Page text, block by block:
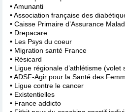
• Amunanti
• Association française des
• Caisse Primaire d’Assurance
• Drepacare
• Les Psys du coeur
• Migration santé France
• Résicard
• Ligue régionale d’athlétisme (volet
• ADSF-Agir pour la Santé des
• Ligue contre le cancer
• Existentielles
• France addicto